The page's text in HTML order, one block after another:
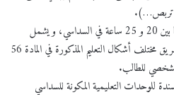
تربص…).
– يعادل الرصيد الواحد حجما ساعيا ما بين 20 و 25 ساعة في السداسي، و يشمل
ساعات التدريس المقدمة للطالب عن طريق مختلف أشكال التعليم المذكورة في المادة 56
للطالب.
للوحدات التعليمية المكونة للسداسي